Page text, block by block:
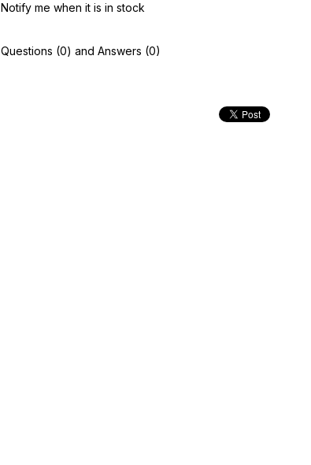
Notify me when it is in stock
Questions (0) and Answers (0)